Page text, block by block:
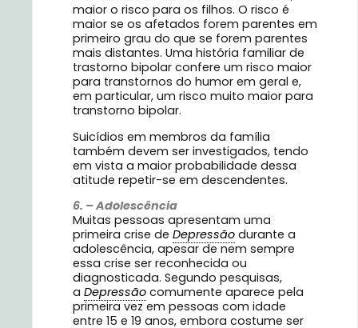
maior o risco para os filhos. O risco é
maior se os afetados forem parentes em
primeiro grau do que se forem parentes
mais distantes. Uma história familiar de
trastorno bipolar confere um risco maior
para transtornos do humor em geral e,
em particular, um risco muito maior para
transtorno bipolar.
Suicídios em membros da família
também devem ser investigados, tendo
em vista a maior probabilidade dessa
atitude repetir-se em descendentes.
6. – Adolescência
Muitas pessoas apresentam uma
primeira crise de Depressão durante a
adolescência, apesar de nem sempre
essa crise ser reconhecida ou
diagnosticada. Segundo pesquisas,
a Depressão comumente aparece pela
primeira vez em pessoas com idade
entre 15 e 19 anos, embora costume ser